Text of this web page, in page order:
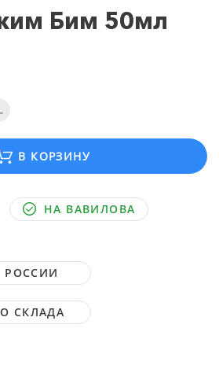
Бим 50мл
В КОРЗИНУ
НА ВАВИЛОВА
РОССИИ
СКЛАДА